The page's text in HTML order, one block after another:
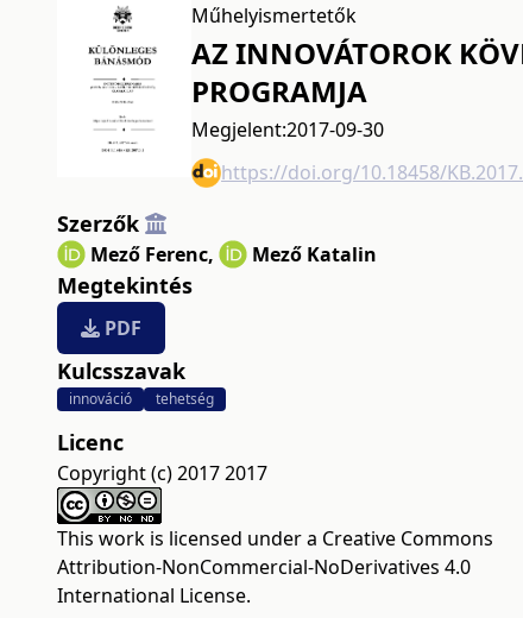
Műhelyismertetők
AZ INNOVÁTOROK
PROGRAMJA
Megjelent:2017-09-30
https://doi.org/10.18458/
Szerzők
Mező Ferenc, Mező Katalin
Megtekintés
PDF
Kulcsszavak
innováció tehetség
Licenc
Copyright (c) 2017 2017
This work is licensed under a Creative Commons
Attribution-NonCommercial-NoDerivatives 4.0
International License.